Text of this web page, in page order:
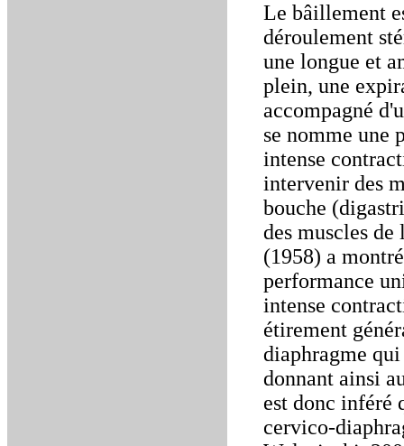
Le bâillement
déroulement
une longue et
plein, une
accompagné
se nomme une
intense
intervenir des
bouche
des muscles
(1958) a
performance
intense
étirement
diaphragme
donnant ainsi
est donc inféré
cervico-